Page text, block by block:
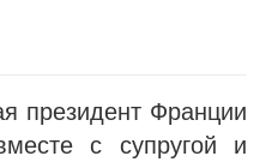
президент Франции
с супругой и